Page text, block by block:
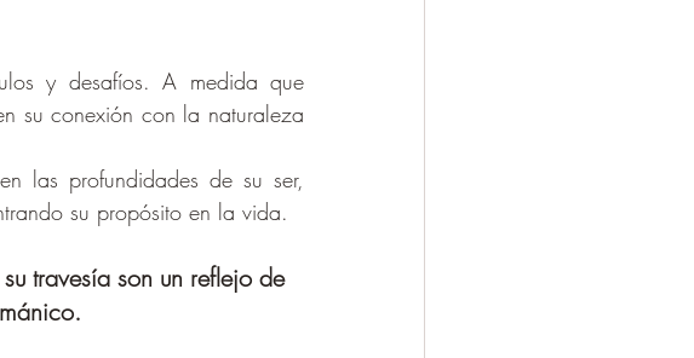
y desafíos. A medida que
su conexión con la naturaleza
las profundidades de su ser,
su propósito en la vida.
travesía son un reflejo de